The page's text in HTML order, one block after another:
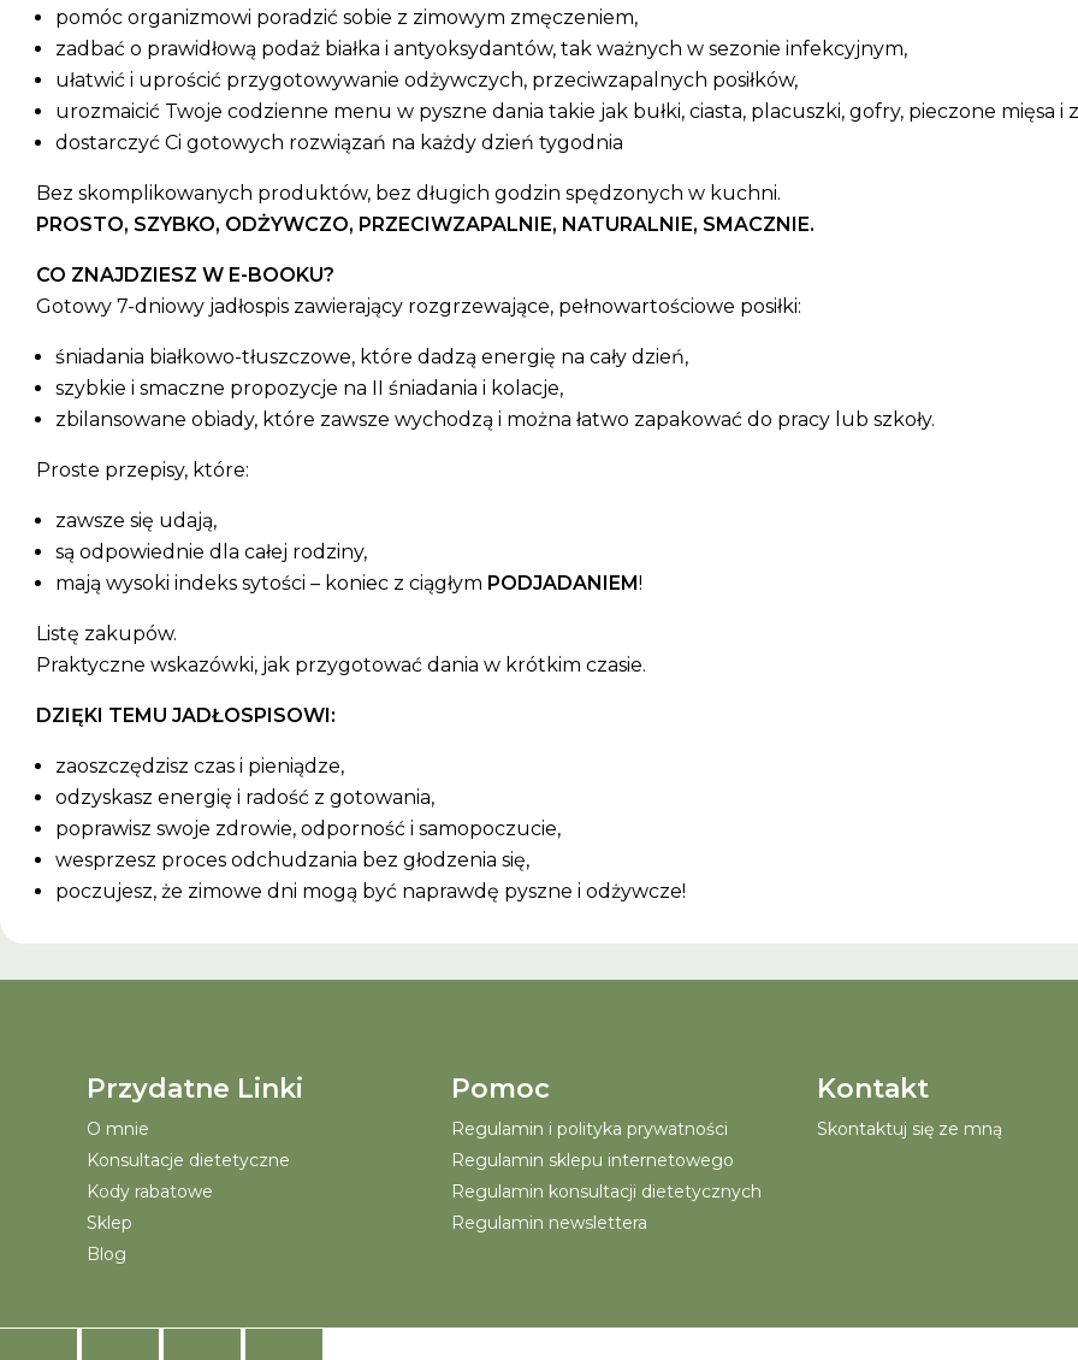
pomóc organizmowi poradzić sobie z zimowym zmęczeniem,
zadbać o prawidłową podaż białka i antyoksydantów, tak ważnych w sezonie infekcyjnym,
ułatwić i uprościć przygotowywanie odżywczych, przeciwzapalnych posiłków,
urozmaicić Twoje codzienne menu w pyszne dania takie jak bułki, ciasta, placuszki, gofry, pieczone mięsa i
dostarczyć Ci gotowych rozwiązań na każdy dzień tygodnia
Bez skomplikowanych produktów, bez długich godzin spędzonych w kuchni.
PROSTO, SZYBKO, ODŻYWCZO, PRZECIWZAPALNIE, NATURALNIE, SMACZNIE.
CO ZNAJDZIESZ W E-BOOKU?
Gotowy 7-dniowy jadłospis zawierający rozgrzewające, pełnowartościowe posiłki:
śniadania białkowo-tłuszczowe, które dadzą energię na cały dzień,
szybkie i smaczne propozycje na II śniadania i kolacje,
zbilansowane obiady, które zawsze wychodzą i można łatwo zapakować do pracy lub szkoły.
Proste przepisy, które:
zawsze się udają,
są odpowiednie dla całej rodziny,
mają wysoki indeks sytości – koniec z ciągłym PODJADANIEM!
Listę zakupów.
Praktyczne wskazówki, jak przygotować dania w krótkim czasie.
DZIĘKI TEMU JADŁOSPISOWI:
zaoszczędzisz czas i pieniądze,
odzyskasz energię i radość z gotowania,
poprawisz swoje zdrowie, odporność i samopoczucie,
wesprzesz proces odchudzania bez głodzenia się,
poczujesz, że zimowe dni mogą być naprawdę pyszne i odżywcze!
Przydatne Linki
O mnie
Konsultacje dietetyczne
Kody rabatowe
Sklep
Blog
Pomoc
Regulamin i polityka prywatności
Regulamin sklepu internetowego
Regulamin konsultacji dietetycznych
Regulamin newslettera
Kontakt
Skontaktuj się ze mną